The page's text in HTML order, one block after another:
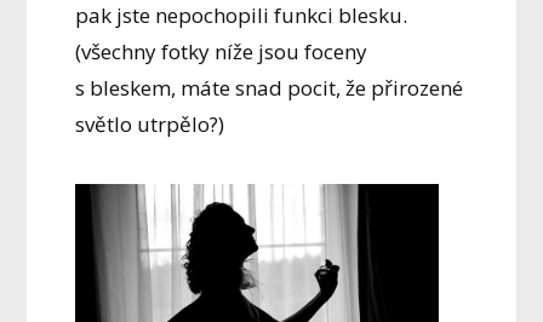
pak jste nepochopili funkci blesku.
(všechny fotky níže jsou foceny
s bleskem, máte snad pocit, že přirozené
světlo utrpělo?)